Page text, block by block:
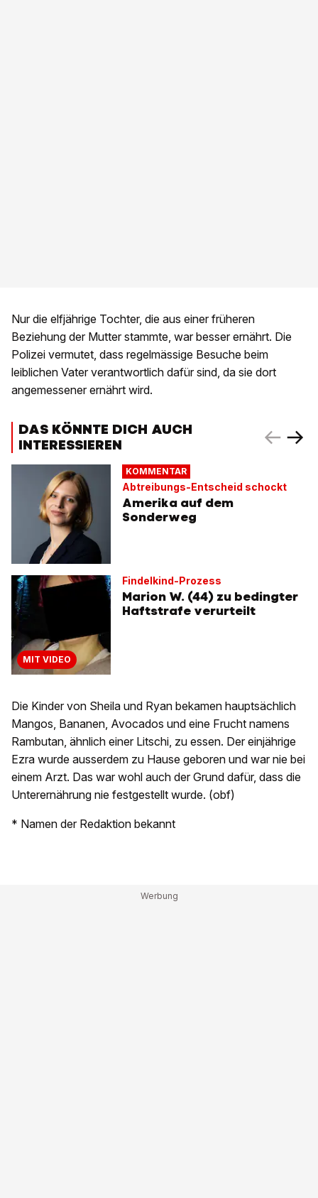
Nur die elfjährige Tochter, die aus einer früheren
Beziehung der Mutter stammte, war besser ernährt. Die
Polizei vermutet, dass regelmässige Besuche beim
leiblichen Vater verantwortlich dafür sind, da sie dort
angemessener ernährt wird.
DAS KÖNNTE DICH AUCH
INTERESSIEREN
KOMMENTAR
Abtreibungs-Entscheid schockt
Amerika auf dem
Sonderweg
MIT VIDEO
Findelkind-Prozess
Marion W. (44) zu bedingter
Haftstrafe verurteilt
Die Kinder von Sheila und Ryan bekamen hauptsächlich
Mangos, Bananen, Avocados und eine Frucht namens
Rambutan, ähnlich einer Litschi, zu essen. Der einjährige
Ezra wurde ausserdem zu Hause geboren und war nie bei
einem Arzt. Das war wohl auch der Grund dafür, dass die
Unterernährung nie festgestellt wurde. (obf)
* Namen der Redaktion bekannt